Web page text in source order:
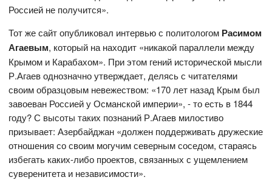
Россией не получится».
Тот же сайт опубликовал интервью с политологом Расимом
Агаевым, который на находит «никакой параллели между
Крымом и Карабахом». При этом гений исторической мысли
Р.Агаев однозначно утверждает, делясь с читателями
своим образцовым невежеством: «170 лет назад Крым был
завоеван Россией у Османской империи», - то есть в 1844
году? С высоты таких познаний Р.Агаев милостиво
призывает: Азербайджан «должен поддерживать дружеские
отношения со своим могучим северным соседом, стараясь
избегать каких-либо проектов, связанных с ущемлением
суверенитета и независимости».